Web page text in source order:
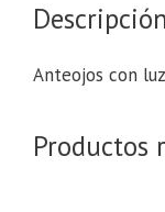
Descripción
Anteojos con
Productos